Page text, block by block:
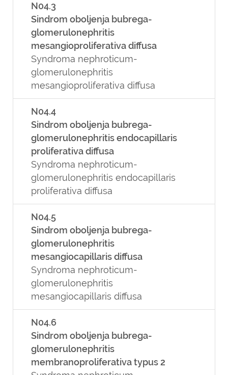
N04.3
Sindrom oboljenja bubrega-
glomerulonephritis
mesangioproliferativa diffusa
Syndroma nephroticum-
glomerulonephritis
mesangioproliferativa diffusa
N04.4
Sindrom oboljenja bubrega-
glomerulonephritis endocapillaris
proliferativa diffusa
Syndroma nephroticum-
glomerulonephritis endocapillaris
proliferativa diffusa
N04.5
Sindrom oboljenja bubrega-
glomerulonephritis
mesangiocapillaris diffusa
Syndroma nephroticum-
glomerulonephritis
mesangiocapillaris diffusa
N04.6
Sindrom oboljenja bubrega-
glomerulonephritis
membranoproliferativa typus 2